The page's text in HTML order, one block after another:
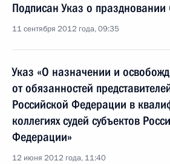
Подписан Указ о
11 сентября 2012 года, 09:35
Указ «О назначении и
от обязанностей
Российской Федерации в
коллегиях судей субъектов
Федерации»
12 июня 2012 года, 11:40